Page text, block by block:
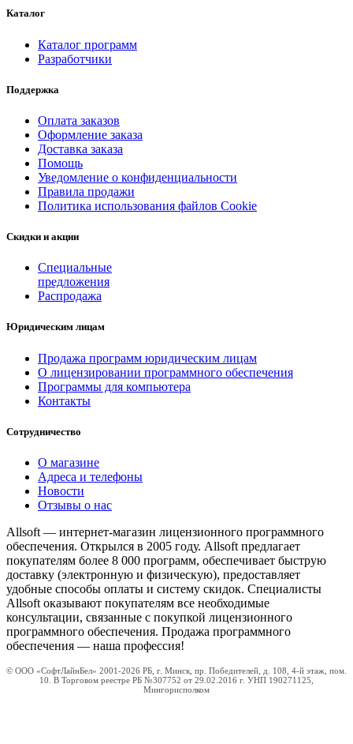
Каталог
Каталог программ
Разработчики
Поддержка
Оплата заказов
Оформление заказа
Доставка заказа
Помощь
Уведомление о конфиденциальности
Правила продажи
Политика использования файлов Cookie
Скидки и акции
Специальные
предложения
Распродажа
Юридическим лицам
Продажа программ юридическим лицам
О лицензировании программного обеспечения
Программы для компьютера
Контакты
Сотрудничество
О магазине
Адреса и телефоны
Новости
Отзывы о нас
Allsoft — интернет-магазин лицензионного программного
обеспечения. Открылся в 2005 году. Allsoft предлагает
покупателям более 8 000 программ, обеспечивает быструю
доставку (электронную и физическую), предоставляет
удобные способы оплаты и систему скидок. Специалисты
Allsoft оказывают покупателям все необходимые
консультации, связанные с покупкой лицензионного
программного обеспечения. Продажа программного
обеспечения — наша профессия!
© ООО «СофтЛайнБел» 2001-2026 РБ, г. Минск, пр. Победителей, д. 108, 4-й этаж, пом.
10. В Торговом реестре РБ №307752 от 29.02.2016 г. УНП 190271125,
Мингорисполком